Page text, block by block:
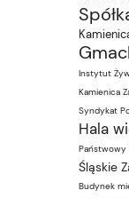
Instytut
Kamienica
Syndykat
Hala
Państwowy
Śląskie
Budynek